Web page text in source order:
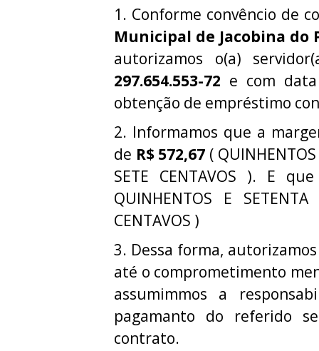
1. Conforme convêncio de
Municipal de Jacobina do
autorizamos o(a)
297.654.553-72 e com
obtenção de empréstimo
2. Informamos que a
de R$ 572,67 ( QUINHENTOS
SETE CENTAVOS ). E
QUINHENTOS E
CENTAVOS )
3. Dessa forma,
até o comprometimento
assumimmos a
pagamanto do referido
contrato.